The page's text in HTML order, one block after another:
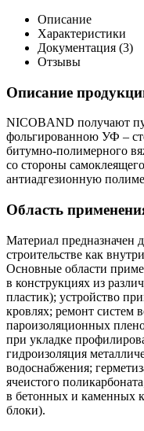
Описание
Характеристики
Документация (3)
Отзывы
Описание
NICOBAND получают
фольгированною УФ –
битумно-полимерного
со стороны
антиадгезионную
Область
Материал предназначен
строительстве как
Основные области
в конструкциях из
пластик); устройство
кровлях; ремонт систем
пароизоляционных
при укладке
гидроизоляция
водоснабжения;
ячеистого
в бетонных и каменных
блоки).